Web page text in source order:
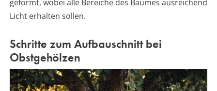
geformt, wobei alle Bereiche des Baumes ausreichend
Licht erhalten sollen.
Schritte zum Aufbauschnitt bei
Obstgehölzen